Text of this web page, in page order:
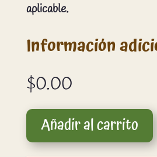
aplicable.
Información
$0.00
Añadir al carrito